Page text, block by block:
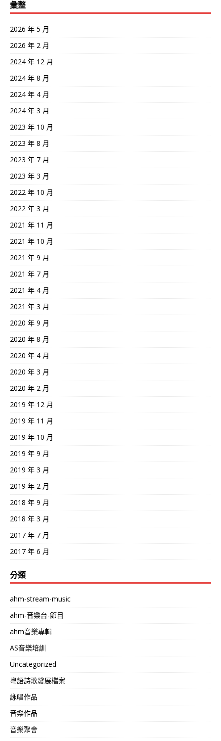
彙整
2026 年 5 月
2026 年 2 月
2024 年 12 月
2024 年 8 月
2024 年 4 月
2024 年 3 月
2023 年 10 月
2023 年 8 月
2023 年 7 月
2023 年 3 月
2022 年 10 月
2022 年 3 月
2021 年 11 月
2021 年 10 月
2021 年 9 月
2021 年 7 月
2021 年 4 月
2021 年 3 月
2020 年 9 月
2020 年 8 月
2020 年 4 月
2020 年 3 月
2020 年 2 月
2019 年 12 月
2019 年 11 月
2019 年 10 月
2019 年 9 月
2019 年 3 月
2019 年 2 月
2018 年 9 月
2018 年 3 月
2017 年 7 月
2017 年 6 月
分類
ahm-stream-music
ahm-音樂台-節目
ahm音樂專輯
AS音樂培訓
Uncategorized
粵語詩歌發展檔案
詠唱作品
音樂作品
音樂聚會